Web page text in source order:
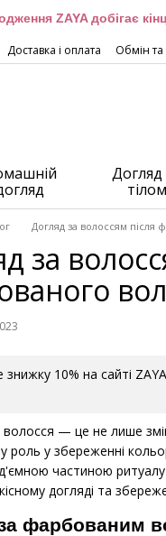
ZAYA добігає
Доставка і оплата Обмін
Догляд
тілом
Догляд за волоссям після
за
10% на сайті
— це не лише
роль у збереженні
частиною
догляді та
фарбованим